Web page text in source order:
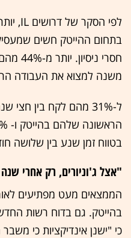
בתחום ההייטק חשים
חסרי
משנה למצוא את העבודה
ל-31% מהם לקח בין
בטווח זמן שנע בין שלושה
"אצל ג'וניורים, רק אחרי
הממצאים מעט מפתיעים
בהייטק. גם בדוח רשות
כי "ישנן אינדיקציות כי